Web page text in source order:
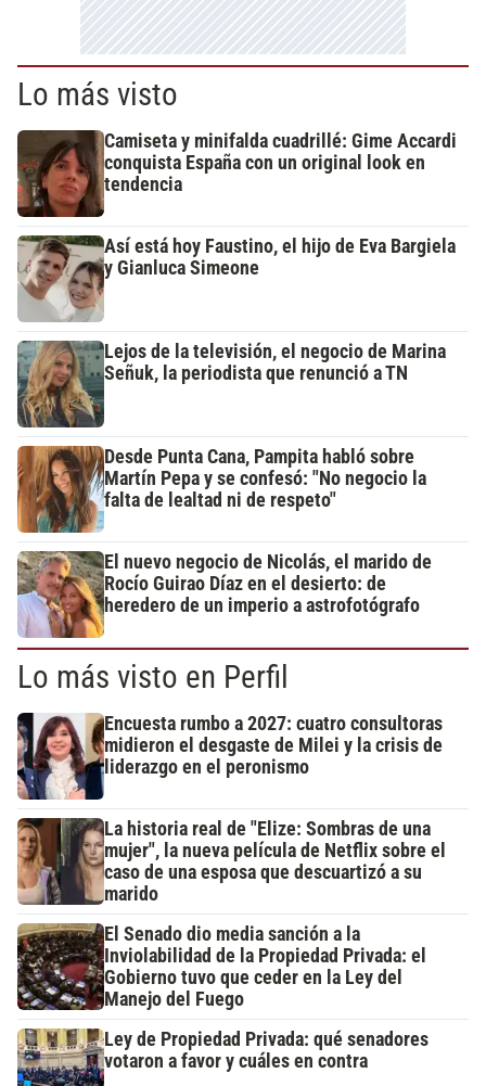
Lo más visto
Camiseta y minifalda cuadrillé: Gime Accardi
conquista España con un original look en
tendencia
Así está hoy Faustino, el hijo de Eva Bargiela
y Gianluca Simeone
Lejos de la televisión, el negocio de Marina
Señuk, la periodista que renunció a TN
Desde Punta Cana, Pampita habló sobre
Martín Pepa y se confesó: "No negocio la
falta de lealtad ni de respeto"
El nuevo negocio de Nicolás, el marido de
Rocío Guirao Díaz en el desierto: de
heredero de un imperio a astrofotógrafo
Lo más visto en Perfil
Encuesta rumbo a 2027: cuatro consultoras
midieron el desgaste de Milei y la crisis de
liderazgo en el peronismo
La historia real de "Elize: Sombras de una
mujer", la nueva película de Netflix sobre el
caso de una esposa que descuartizó a su
marido
El Senado dio media sanción a la
Inviolabilidad de la Propiedad Privada: el
Gobierno tuvo que ceder en la Ley del
Manejo del Fuego
Ley de Propiedad Privada: qué senadores
votaron a favor y cuáles en contra